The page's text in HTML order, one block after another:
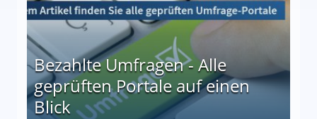
Bezahlte Umfragen - Alle
geprüften Portale auf einen
Blick